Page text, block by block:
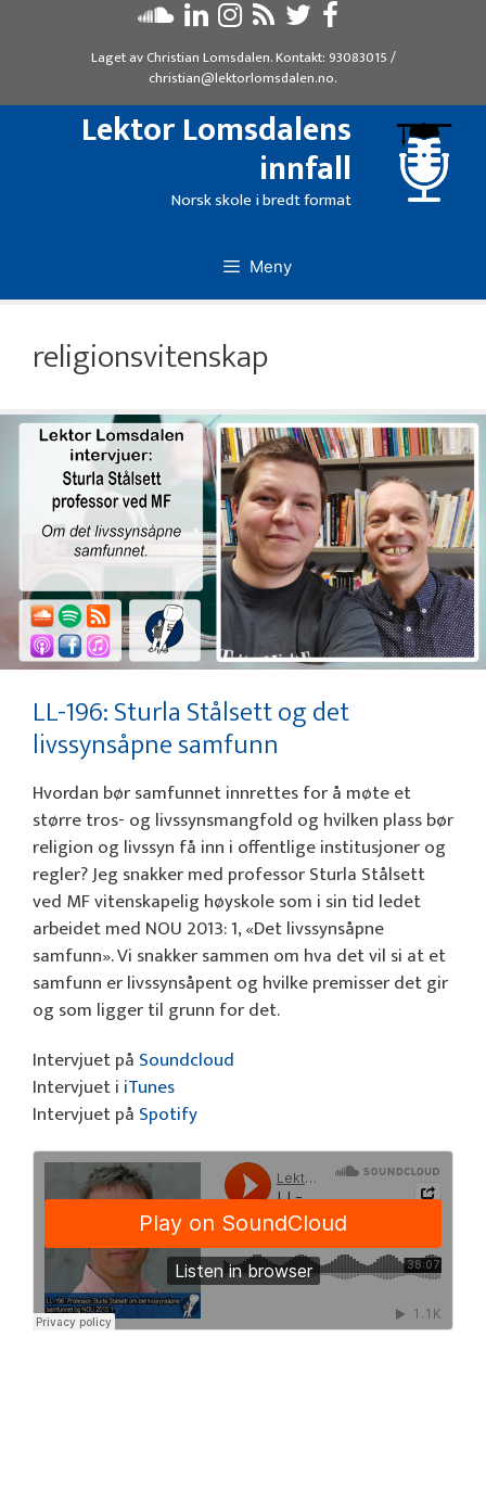
Laget avChristian Lomsdalen. Kontakt: 93083015/
christian@lektorlomsdalen.no.
Lektor Lomsdalens
innfall
Norsk skole i bredt format
Meny
religionsvitenskap
LL-196: Sturla Stålsett og det
livssynsåpne samfunn
Hvordan bør samfunnet innrettes for å møte et
større tros- og livssynsmangfold og hvilken plass bør
religion og livssyn få inn i offentlige institusjoner og
regler? Jeg snakker med professor Sturla Stålsett
ved MF vitenskapelig høyskole som i sin tid ledet
arbeidet med NOU 2013: 1, «Det livssynsåpne
samfunn». Vi snakker sammen om hva det vil si at et
samfunn er livssynsåpent og hvilke premisser det gir
og som ligger til grunn for det.
Intervjuet på Soundcloud
Intervjuet i iTunes
Intervjuet på Spotify